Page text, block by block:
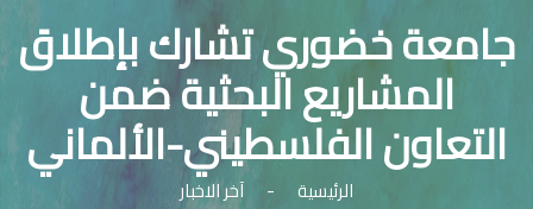
جامعة خضوري تشارك بإطلاق
المشاريع البحثية ضمن
التعاون الفلسطيني-الألماني
الرئيسية - آخر الاخبار